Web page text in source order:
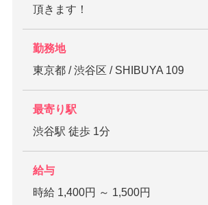
頂きます！
勤務地
東京都 / 渋谷区 / SHIBUYA 109
最寄り駅
渋谷駅 徒歩 1分
給与
時給 1,400円 ～ 1,500円